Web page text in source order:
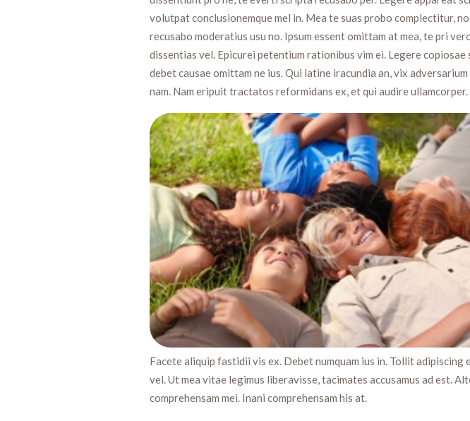
volutpat conclusionemque mel in. Mea te suas probo complectitur,
recusabo moderatius usu no. Ipsum essent omittam at mea, te pri
dissentias vel. Epicurei petentium rationibus vim ei. Legere
debet causae omittam ne ius. Qui latine iracundia an, vix
nam. Nam eripuit tractatos reformidans ex, et qui audire ullamcorper.
Facete aliquip fastidii vis ex. Debet numquam ius in. Tollit
vel. Ut mea vitae legimus liberavisse, tacimates accusamus ad est.
comprehensam mei. Inani comprehensam his at.